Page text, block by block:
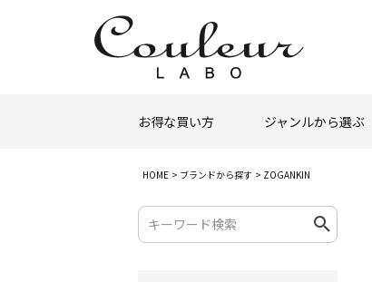
お得な買い方 ジャンルから選ぶ
HOME ブランドから探す ZOGANKIN